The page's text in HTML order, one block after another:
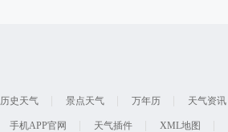
历史天气 景点天气 万年历 天气资讯
手机APP官网 天气插件 XML地图